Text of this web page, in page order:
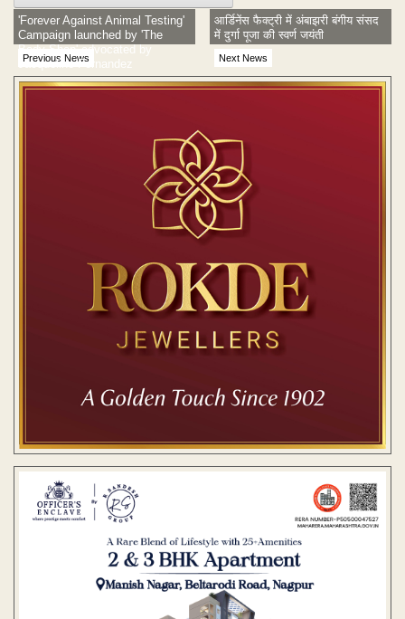
Previous News
'Forever Against Animal Testing'
Campaign launched by 'The
Body Shop' advocated by
Jacqueline Fernandez
Next News
आर्डिनेंस फैक्ट्री में अंबाझरी बंगीय संसद
में दुर्गा पूजा की स्वर्ण जयंती